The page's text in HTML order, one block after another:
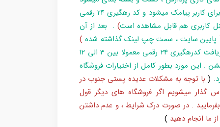
و در زمان آماده سازی تا تحویل بارکد ، مراحل برای کاربر پیامک میشود و کد رهگیری 24 رقمی
کاربری هم قابل مشاهده است) . بعد از آن
پایین سایت ، سمت چپ لینک گذاشته شده )
و یا شماره 193 با پست پیگیری کند . بعد از دریافت کدرهگیری 24 رقمی معمولا بین 3 الی 12
. این مورد بطور کامل از اختیارات فروشگاه
.
(با توجه به مشکلات عدیده پستی جنوب در
گذار میشویم اگر فروشگاه های دیگر قول
. در صورت درک شرایط ، و عدم داشتن
ما انجام دهید )